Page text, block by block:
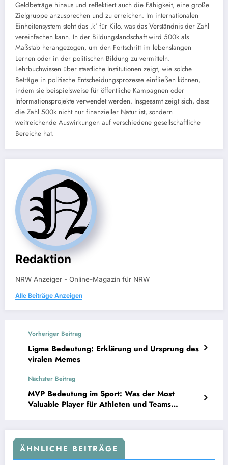
Geldbeträge hinaus und reflektiert auch die Fähigkeit, eine große
Zielgruppe anzusprechen und zu erreichen. Im internationalen
Einheitensystem steht das ‚k‘ für Kilo, was das Verständnis der Zahl
vereinfachen kann. In der Bildungslandschaft wird 500k als
Maßstab herangezogen, um den Fortschritt im lebenslangen
Lernen oder in der politischen Bildung zu vermitteln.
Lehrbuchwissen über staatliche Institutionen zeigt, wie solche
Beträge in politische Entscheidungsprozesse einfließen können,
indem sie beispielsweise für öffentliche Kampagnen oder
Informationsprojekte verwendet werden. Insgesamt zeigt sich, dass
die Zahl 500k nicht nur finanzieller Natur ist, sondern
weitreichende Auswirkungen auf verschiedene gesellschaftliche
Bereiche hat.
Redaktion
NRW Anzeiger - Online-Magazin für NRW
Alle Beiträge Anzeigen
Vorheriger Beitrag
Ligma Bedeutung: Erklärung und Ursprung des
viralen Memes
Nächster Beitrag
MVP Bedeutung im Sport: Was der Most
Valuable Player für Athleten und Teams
ÄHNLICHE BEITRÄGE